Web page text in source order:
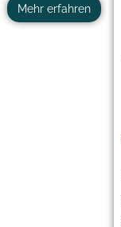
Mehr erfahren